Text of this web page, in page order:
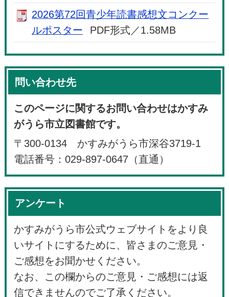
2026第72回青少年読書感想文コンクー
ルポスター
PDF形式／1.58MB
問い合わせ先
このページに関するお問い合わせはかすみ
がうら市立図書館です。
〒300-0134 かすみがうら市深谷3719-1
電話番号：029-897-0647（直通）
アンケート
かすみがうら市公式ウェブサイトをより良
いサイトにするために、皆さまのご意見・
ご感想をお聞かせください。
なお、この欄からのご意見・ご感想には返
信できませんのでご了承ください。